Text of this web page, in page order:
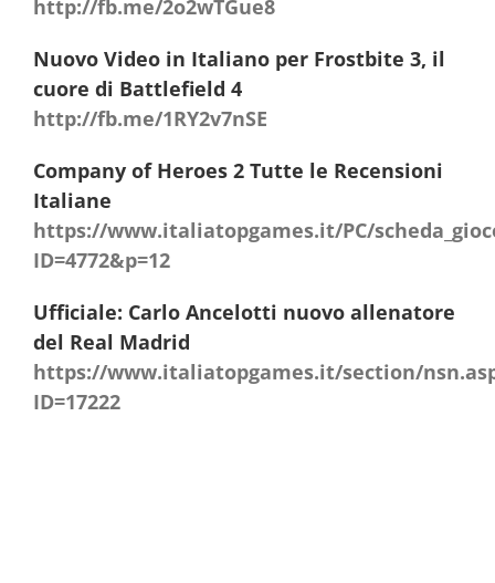
http://fb.me/2o2wTGue8
Nuovo Video in Italiano per Frostbite 3, il
cuore di Battlefield 4
http://fb.me/1RY2v7nSE
Company of Heroes 2 Tutte le Recensioni
Italiane
https://www.italiatopgames.it/PC/
ID=4772&p=12
Ufficiale: Carlo Ancelotti nuovo allenatore
del Real Madrid
https://www.italiatopgames.it/section/
ID=17222